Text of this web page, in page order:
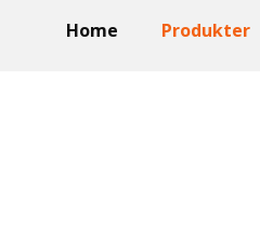
Home Produkter